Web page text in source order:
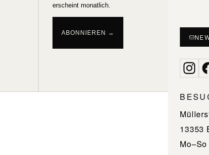
13353
erscheint monatlich.
ABONNIEREN →